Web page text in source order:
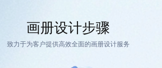
画册设计步骤
致力于为客户提供高效全面的画册设计服务